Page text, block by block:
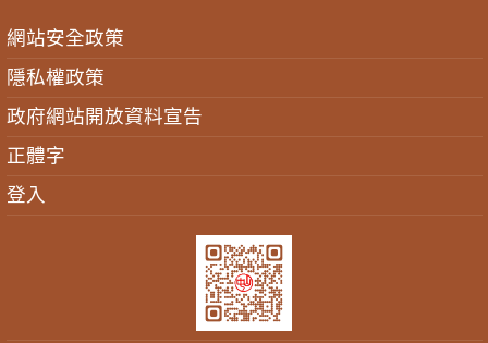
網站安全政策
隱私權政策
政府網站開放資料宣告
正體字
登入